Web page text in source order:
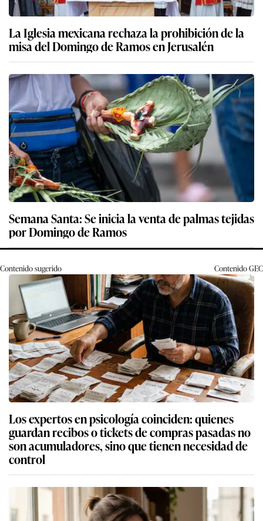
La Iglesia mexicana rechaza la prohibición de la
misa del Domingo de Ramos en Jerusalén
Semana Santa: Se inicia la venta de palmas tejidas
por Domingo de Ramos
Contenido sugerido ContenidoGEC
Los expertos en psicología coinciden: quienes
guardan recibos o tickets de compras pasadas no
son acumuladores, sino que tienen necesidad de
control